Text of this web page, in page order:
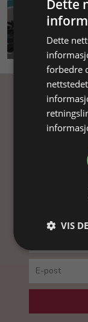
Ved å
Dette
Dette
forbedre
VIS